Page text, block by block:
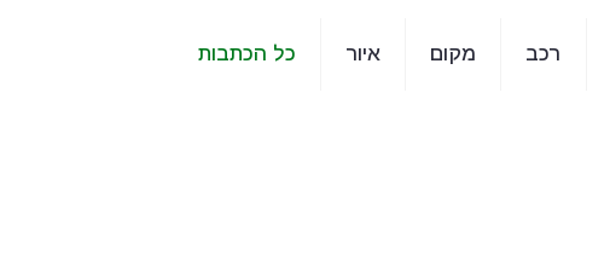
רכב מקום איור כל הכתבות